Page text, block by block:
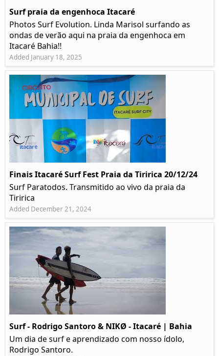
Surf praia da engenhoca Itacaré
Photos Surf Evolution. Linda Marisol surfando as
ondas de verão aqui na praia da engenhoca em
Itacaré Bahia!!
Added January 18, 2025
Finais Itacaré Surf Fest Praia da Tiririca 20/12/24
Surf Paratodos. Transmitido ao vivo da praia da
Tiririca
Added December 21, 2024
Surf - Rodrigo Santoro & NIKØ - Itacaré | Bahia
Um dia de surf e aprendizado com nosso ídolo,
Rodrigo Santoro.